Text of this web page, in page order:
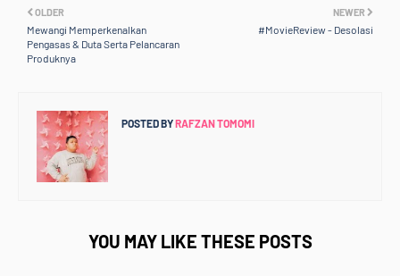
NEWER
#MovieReview - Desolasi
OLDER
Mewangi Memperkenalkan
Pengasas & Duta Serta Pelancaran
Produknya
POSTED BYRAFZAN TOMOMI
YOU MAY LIKE THESE POSTS